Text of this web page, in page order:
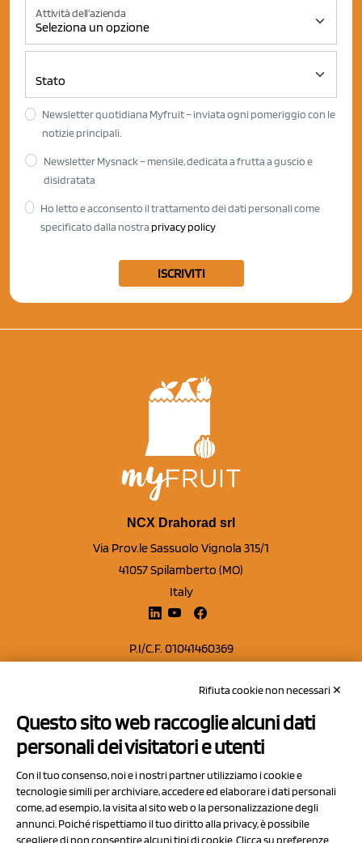
Attività dell'azienda
Newsletter quotidiana Myfruit – inviata ogni pomeriggio con le
notizie principali.
Newsletter Mysnack – mensile, dedicata a frutta a guscio e
disidratata
Ho letto e acconsento il trattamento dei dati personali come
specificato dalla nostra privacy policy
ISCRIVITI
NCX Drahorad srl
Via Prov.le Sassuolo Vignola 315/1
41057 Spilamberto (MO)
Italy
P.I/C.F. 01041460369
Capitale sociale Euro 50.000,00 i.v.
Contatti
Privacy Policy
Cookie Policy
Chi Siamo
Rifiuta cookie non necessari ✕
Questo sito web raccoglie alcuni dati
personali dei visitatori e utenti
Con il tuo consenso, noi e i nostri partner utilizziamo i cookie e
tecnologie simili per archiviare, accedere ed elaborare i dati personali
come, ad esempio, la visita al sito web o la personalizzazione degli
annunci. Poiché rispettiamo il tuo diritto alla privacy, è possibile
scegliere di non consentire alcuni tipi di cookie. Clicca su preferenze